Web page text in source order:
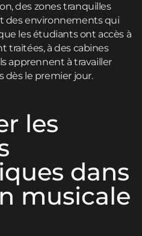
des zones tranquilles
des environnements qui
les étudiants ont accès à
traitées, à des cabines
apprennent à travailler
dès le premier jour.
les
dans
musicale